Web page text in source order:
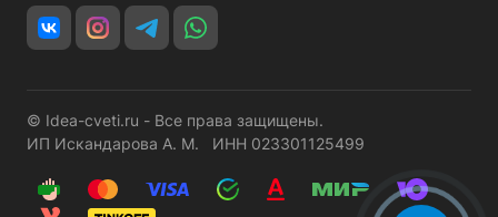
© Idea-cveti.ru - Все права защищены.
ИП Искандарова А. М. ИНН 023301125499